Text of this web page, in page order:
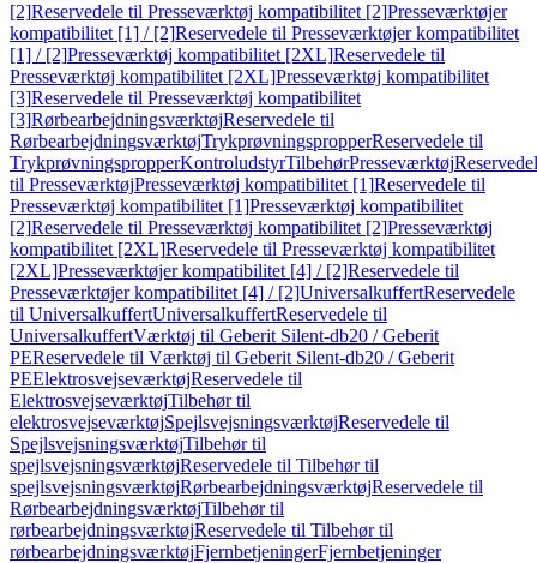
[2]Reservedele til Presseværktøj kompatibilitet [2]Presseværktøjer
kompatibilitet [1] / [2]Reservedele til Presseværktøjer kompatibilitet
[1] / [2]Presseværktøj kompatibilitet [2XL]Reservedele til
Presseværktøj kompatibilitet [2XL]Presseværktøj kompatibilitet
[3]Reservedele til Presseværktøj kompatibilitet
[3]RørbearbejdningsværktøjReservedele til
RørbearbejdningsværktøjTrykprøvningspropperReservedele til
TrykprøvningspropperKontroludstyrTilbehørPresseværktøj
til PresseværktøjPresseværktøj kompatibilitet [1]Reservedele til
Presseværktøj kompatibilitet [1]Presseværktøj kompatibilitet
[2]Reservedele til Presseværktøj kompatibilitet [2]Presseværktøj
kompatibilitet [2XL]Reservedele til Presseværktøj kompatibilitet
[2XL]Presseværktøjer kompatibilitet [4] / [2]Reservedele til
Presseværktøjer kompatibilitet [4] / [2]UniversalkuffertReservedele
til UniversalkuffertUniversalkuffertReservedele til
UniversalkuffertVærktøj til Geberit Silent-db20 / Geberit
PEReservedele til Værktøj til Geberit Silent-db20 / Geberit
PEElektrosvejseværktøjReservedele til
ElektrosvejseværktøjTilbehør til
elektrosvejseværktøjSpejlsvejsningsværktøjReservedele til
SpejlsvejsningsværktøjTilbehør til
spejlsvejsningsværktøjReservedele til Tilbehør til
spejlsvejsningsværktøjRørbearbejdningsværktøjReservedele til
RørbearbejdningsværktøjTilbehør til
rørbearbejdningsværktøjReservedele til Tilbehør til
rørbearbejdningsværktøjFjernbetjeningerFjernbetjeninger